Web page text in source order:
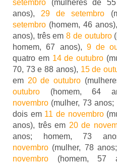
setembro (mulheres de
anos), 29 de setembro
setembro (homem, 46 anos),
anos), três em8 de outubro
homem, 67 anos), 9 de
quatro em 14 de outubro
70, 73 e 88 anos), 15 de
em 20 de outubro
outubro (homem, 64
novembro (mulher, 73
dois em 11 de novembro
anos), três em 20 de
anos; homem, 73
novembro (mulher, 78
novembro (homem, 57